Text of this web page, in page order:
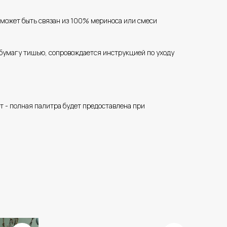
быть связан из 100% мериноса или смеси
тишью, сопровождается инструкцией по уходу
- полная палитра будет предоставлена при